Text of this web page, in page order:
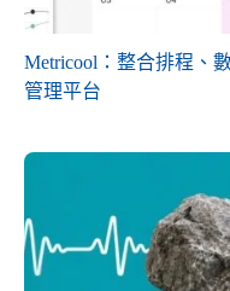
Metricool：整合排程、
管理平台